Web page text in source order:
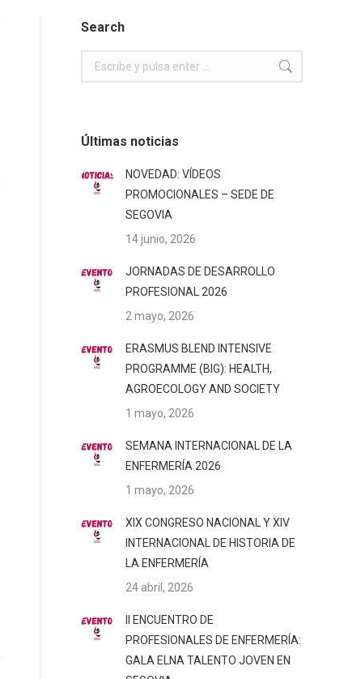
Search
Buscar:
Últimas noticias
NOVEDAD: VÍDEOS
PROMOCIONALES – SEDE DE
SEGOVIA
14 junio, 2026
JORNADAS DE DESARROLLO
PROFESIONAL 2026
2 mayo, 2026
ERASMUS BLEND INTENSIVE
PROGRAMME (BIG): HEALTH,
AGROECOLOGY AND SOCIETY
1 mayo, 2026
SEMANA INTERNACIONAL DE LA
ENFERMERÍA 2026
1 mayo, 2026
XIX CONGRESO NACIONAL Y XIV
INTERNACIONAL DE HISTORIA DE
LA ENFERMERÍA
24 abril, 2026
II ENCUENTRO DE
PROFESIONALES DE ENFERMERÍA:
GALA ELNA TALENTO JOVEN EN